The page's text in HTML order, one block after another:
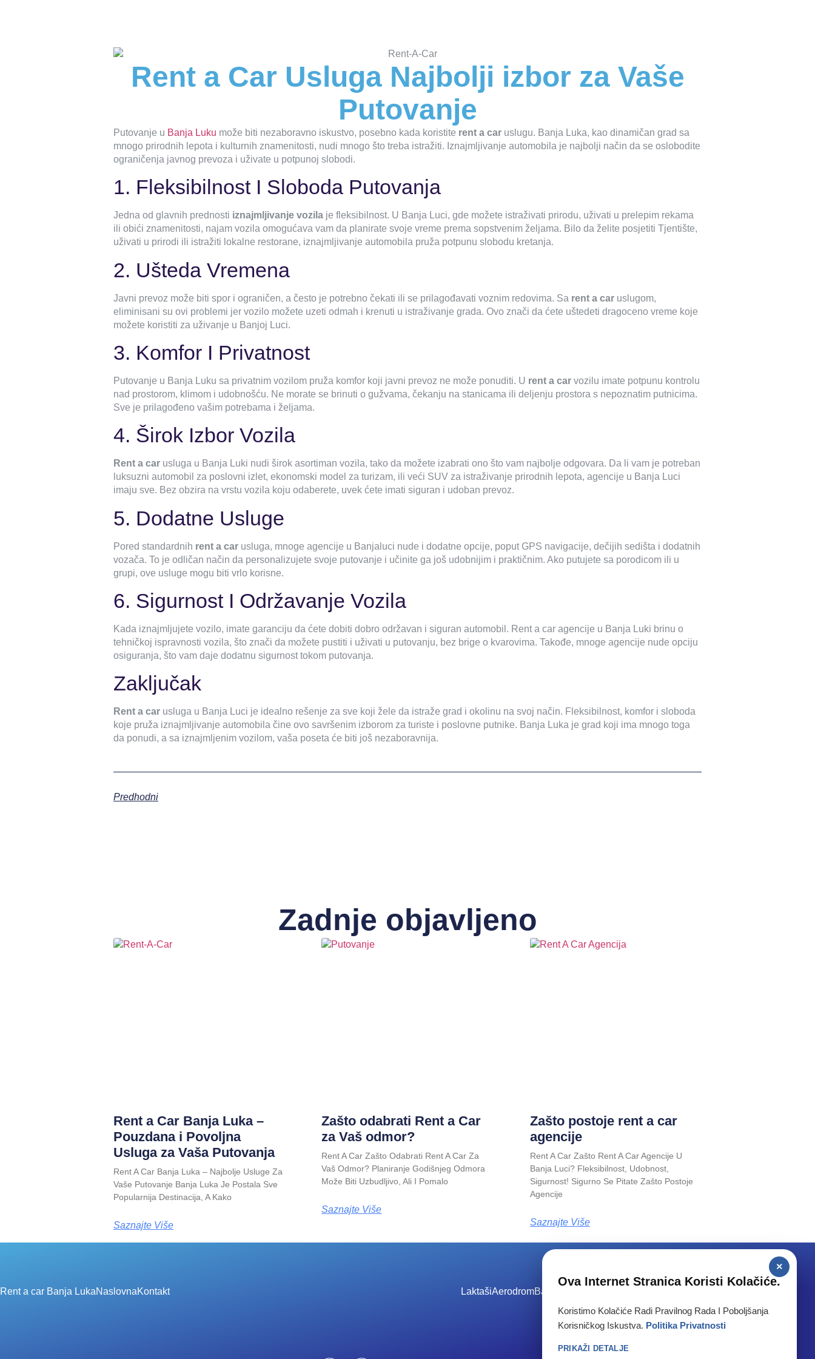
Rent a Car Usluga Najbolji izbor za Vaše
Putovanje
Putovanje u Banja Luku može biti nezaboravno iskustvo, posebno kada koristite rent a car uslugu. Banja Luka, kao dinamičan grad sa
mnogo prirodnih lepota i kulturnih znamenitosti, nudi mnogo što treba istražiti. Iznajmljivanje automobila je najbolji način da se oslobodite
ograničenja javnog prevoza i uživate u potpunoj slobodi.
1. Fleksibilnost I Sloboda Putovanja
Jedna od glavnih prednosti iznajmljivanje vozila je fleksibilnost. U Banja Luci, gde možete istraživati ​​prirodu, uživati ​​u prelepim rekama
ili obići znamenitosti, najam vozila omogućava vam da planirate svoje vreme prema sopstvenim željama. Bilo da želite posjetiti Tjentište,
uživati ​​u prirodi ili istražiti lokalne restorane, iznajmljivanje automobila pruža potpunu slobodu kretanja.
2. Ušteda Vremena
Javni prevoz može biti spor i ograničen, a često je potrebno čekati ili se prilagođavati voznim redovima. Sa rent a car uslugom,
eliminisani su ovi problemi jer vozilo možete uzeti odmah i krenuti u istraživanje grada. Ovo znači da ćete uštedeti dragoceno vreme koje
možete koristiti za uživanje u Banjoj Luci.
3. Komfor I Privatnost
Putovanje u Banja Luku sa privatnim vozilom pruža komfor koji javni prevoz ne može ponuditi. U rent a car vozilu imate potpunu kontrolu
nad prostorom, klimom i udobnošću. Ne morate se brinuti o gužvama, čekanju na stanicama ili deljenju prostora s nepoznatim putnicima.
Sve je prilagođeno vašim potrebama i željama.
4. Širok Izbor Vozila
Rent a car usluga u Banja Luki nudi širok asortiman vozila, tako da možete izabrati ono što vam najbolje odgovara. Da li vam je potreban
luksuzni automobil za poslovni izlet, ekonomski model za turizam, ili veći SUV za istraživanje prirodnih lepota, agencije u Banja Luci
imaju sve. Bez obzira na vrstu vozila koju odaberete, uvek ćete imati siguran i udoban prevoz.
5. Dodatne Usluge
Pored standardnih rent a car usluga, mnoge agencije u Banjaluci nude i dodatne opcije, poput GPS navigacije, dečijih sedišta i dodatnih
vozača. To je odličan način da personalizujete svoje putovanje i učinite ga još udobnijim i praktičnim. Ako putujete sa porodicom ili u
grupi, ove usluge mogu biti vrlo korisne.
6. Sigurnost I Održavanje Vozila
Kada iznajmljujete vozilo, imate garanciju da ćete dobiti dobro održavan i siguran automobil. Rent a car agencije u Banja Luki brinu o
tehničkoj ispravnosti vozila, što znači da možete pustiti i uživati ​​u putovanju, bez brige o kvarovima. Takođe, mnoge agencije nude opciju
osiguranja, što vam daje dodatnu sigurnost tokom putovanja.
Zaključak
Rent a car usluga u Banja Luci je idealno rešenje za sve koji žele da istraže grad i okolinu na svoj način. Fleksibilnost, komfor i sloboda
koje pruža iznajmljivanje automobila čine ovo savršenim izborom za turiste i poslovne putnike. Banja Luka je grad koji ima mnogo toga
da ponudi, a sa iznajmljenim vozilom, vaša poseta će biti još nezaboravnija.
Predhodni
Zadnje objavljeno
Rent a Car Banja Luka –
Pouzdana i Povolјna
Usluga za Vaša Putovanja
Rent A Car Banja Luka – Najbolje Usluge Za
Vaše Putovanje Banja Luka Je Postala Sve
Popularnija Destinacija, A Kako
Saznajte Više
Zašto odabrati Rent a Car
za Vaš odmor?
Rent A Car Zašto Odabrati Rent A Car Za
Vaš Odmor? Planiranje Godišnjeg Odmora
Može Biti Uzbudljivo, Ali I Pomalo
Saznajte Više
Zašto postoje rent a car
agencije
Rent A Car Zašto Rent A Car Agencije U
Banja Luci? Fleksibilnost, Udobnost,
Sigurnost! Sigurno Se Pitate Zašto Postoje
Agencije
Saznajte Više
Rent a car Banja LukaNaslovnaKontakt LaktašiAerodromBanja Luka aerodom
×
Ova Internet Stranica Koristi Kolačiće.
Koristimo Kolačiće Radi Pravilnog Rada I Poboljšanja
Korisničkog Iskustva. Politika Privatnosti
PRIKAŽI DETALJE